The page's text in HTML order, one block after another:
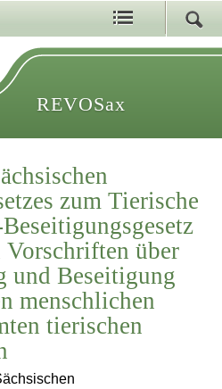
REVOSax
zum Tierische
über
und Beseitigung
menschlichen
tierischen